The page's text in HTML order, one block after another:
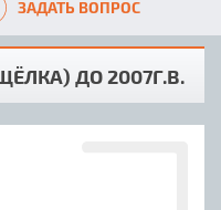
ЗАДАТЬ ВОПРОС
ДО 2007Г.В.